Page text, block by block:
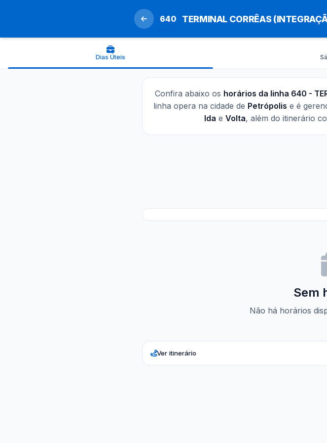
640 TERMINAL CORRÊAS
Dias Úteis
Confira abaixo os horários da linha 640 -
linha opera na cidade de Petrópolis e é
Ida e Volta, além do itinerário
Sem
Não há horários
Ver itinerário